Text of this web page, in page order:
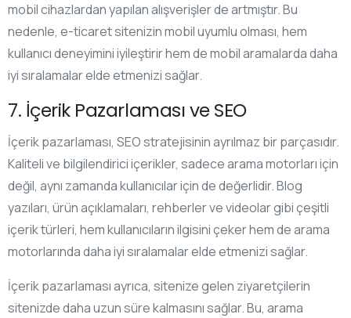
mobil cihazlardan yapılan alışverişler de artmıştır. Bu
nedenle, e-ticaret sitenizin mobil uyumlu olması, hem
kullanıcı deneyimini iyileştirir hem de mobil aramalarda daha
iyi sıralamalar elde etmenizi sağlar.
7. İçerik Pazarlaması ve SEO
İçerik pazarlaması, SEO stratejisinin ayrılmaz bir parçasıdır.
Kaliteli ve bilgilendirici içerikler, sadece arama motorları için
değil, aynı zamanda kullanıcılar için de değerlidir. Blog
yazıları, ürün açıklamaları, rehberler ve videolar gibi çeşitli
içerik türleri, hem kullanıcıların ilgisini çeker hem de arama
motorlarında daha iyi sıralamalar elde etmenizi sağlar.
İçerik pazarlaması ayrıca, sitenize gelen ziyaretçilerin
sitenizde daha uzun süre kalmasını sağlar. Bu, arama